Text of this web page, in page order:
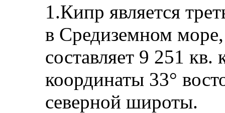
1.Кипр является
в Средиземном
составляет 9 251
координаты 33°
северной широты.